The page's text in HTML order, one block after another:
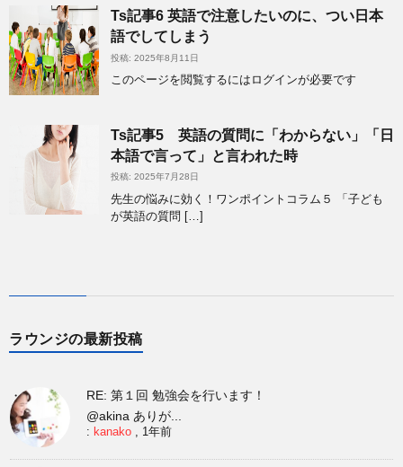
Ts記事6 英語で注意したいのに、つい日本
語でしてしまう
投稿: 2025年8月11日
このページを閲覧するにはログインが必要です
Ts記事5 英語の質問に「わからない」「日
本語で言って」と言われた時
投稿: 2025年7月28日
先生の悩みに効く！ワンポイントコラム５ 「子ども
が英語の質問 […]
ラウンジの最新投稿
RE: 第１回 勉強会を行います！
@akina ありが...
:kanako 1年前